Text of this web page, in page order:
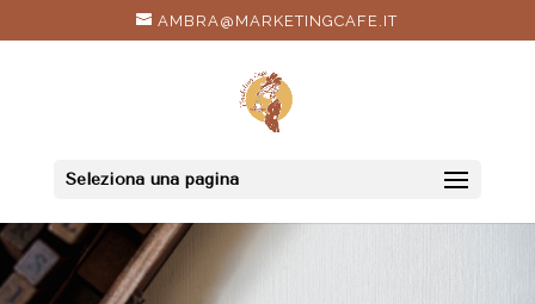
AMBRA@MARKETINGCAFE.IT
Seleziona una pagina